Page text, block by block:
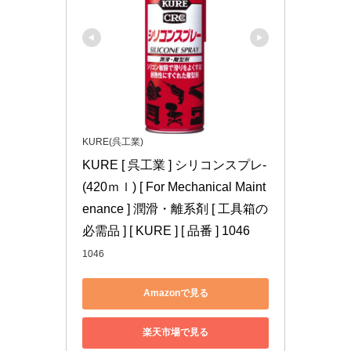
KURE(呉工業)
KURE [ 呉工業 ] シリコンスプレ-
(420ｍｌ) [ For Mechanical Maint
enance ] 潤滑・離系剤 [ 工具箱の
必需品 ] [ KURE ] [ 品番 ] 1046
1046
Amazonで見る
楽天市場で見る